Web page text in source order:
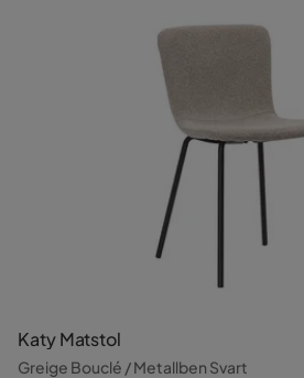
Katy Matstol
Greige Bouclé / Metallben Svart